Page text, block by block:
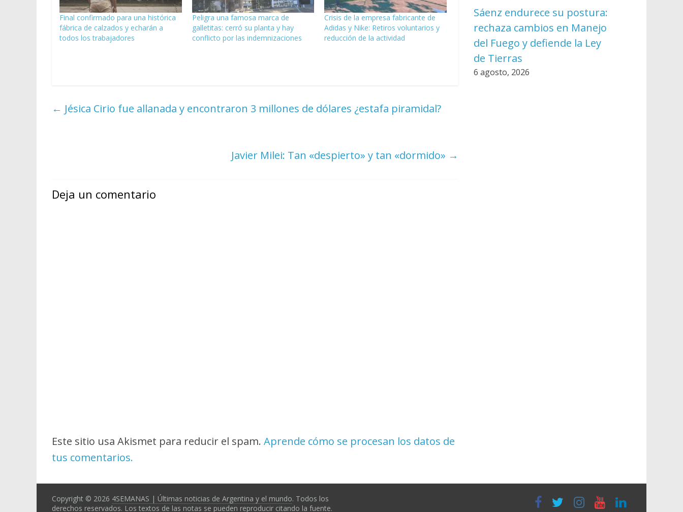
Final confirmado para una histórica
fábrica de calzados y echarán a
todos los trabajadores
Peligra una famosa marca de
galletitas: cerró su planta y hay
conflicto por las indemnizaciones
Crisis de la empresa fabricante de
Adidas y Nike: Retiros voluntarios y
reducción de la actividad
← Jésica Cirio fue allanada y encontraron 3 millones de dólares ¿estafa piramidal?
Javier Milei: Tan «despierto» y tan «dormido» →
Deja un comentario
Este sitio usa Akismet para reducir el spam. Aprende cómo se procesan los datos de
tus comentarios.
Sáenz endurece su postura:
rechaza cambios en Manejo
del Fuego y defiende la Ley
de Tierras
6 agosto, 2026
Copyright © 2026 4SEMANAS | Últimas noticias de Argentina y el mundo. Todos los
derechos reservados. Los textos de las notas se pueden reproducir citando la fuente.